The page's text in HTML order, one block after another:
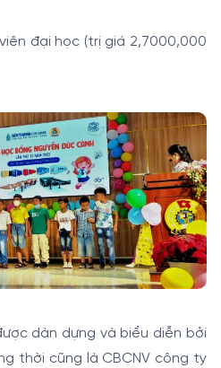
đại học (trị giá 2,7000,000
dàn dựng và biểu diễn bởi
thời cũng là CBCNV công ty